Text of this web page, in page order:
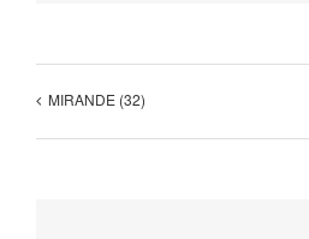
MIRANDE (32)